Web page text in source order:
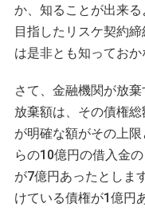
か、知ることが出来
目指したリスケ契約
は是非とも知っておか
さて、金融機関が放
放棄額は、その債権
が明確な額がその上
らの10億円の借入金
が7億円あったとしま
けている債権が1億円